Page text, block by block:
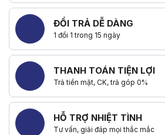
- Máy tính để bàn tiết kiệm không gian
3. Lưu ý
- Chương trình áp dụng cho khách hàng
- Chương trình áp dụng đồng thời với các
ĐỔI TRẢ DỄ DÀNG
1 đổi 1 trong 15 ngày
THANH TOÁN TIỆN LỢI
Trả tiền mặt, CK, trả góp 0%
HỖ TRỢ NHIỆT TÌNH
Tư vấn, giải đáp mọi thắc mắc